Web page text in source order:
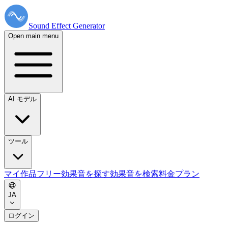
Sound Effect Generator
Open main menu
AI モデル
ツール
マイ作品フリー効果音を探す効果音を検索料金プラン
JA
ログイン